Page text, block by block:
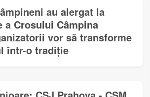
au alergat la
a Crosului Câmpina
vor să transforme
într-o tradiție